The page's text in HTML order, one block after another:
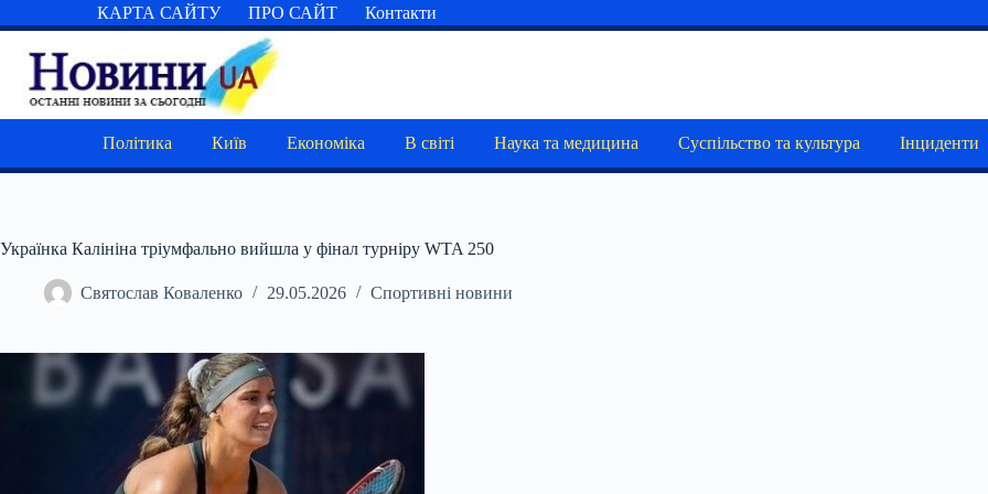
до
вмісту
КАРТА САЙТУ ПРО САЙТ Контакти
Політика Київ Економіка В світі Наука та медицина Суспільство та культура Інциденти
Українка Калініна тріумфально вийшла у фінал турніру WTA 250
Святослав Коваленко 29.05.2026 Спортивні новини